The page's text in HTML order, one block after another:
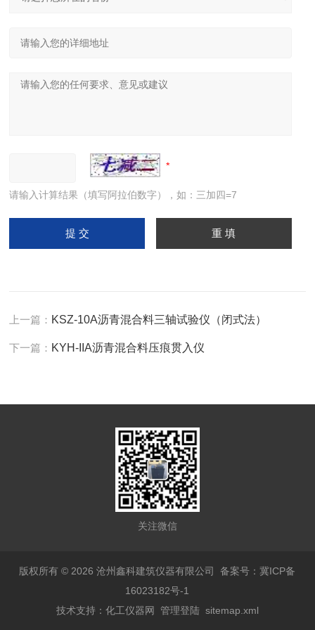
请输入计算结果（填写阿拉伯数字），如：三加四=7
上一篇： KSZ-10A沥青混合料三轴试验仪（闭式法）
下一篇： KYH-IIA沥青混合料压痕贯入仪
关注微信
版权所有 © 2026 沧州鑫科建筑仪器有限公司备案号：冀ICP备
16023182号-1
技术支持： 化工仪器网 管理登陆 sitemap.xml